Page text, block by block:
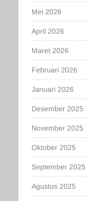
Mei 2026
April 2026
Maret 2026
Februari 2026
Januari 2026
Desember 2025
November 2025
Oktober 2025
September 2025
Agustus 2025